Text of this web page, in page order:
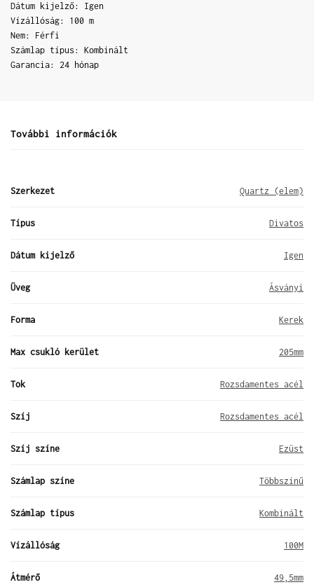
Dátum kijelző: Igen
Vízállóság: 100 m
Nem: Férfi
Számlap típus: Kombinált
Garancia: 24 hónap
További információk
Szerkezet Quartz (elem)
Típus Divatos
Dátum kijelző Igen
Üveg Ásványi
Forma Kerek
Max csukló kerület 205mm
Tok Rozsdamentes acél
Szíj Rozsdamentes acél
Szíj színe Ezüst
Számlap színe Többszínű
Számlap típus Kombinált
Vízállóság 100M
Átmérő 49,5mm